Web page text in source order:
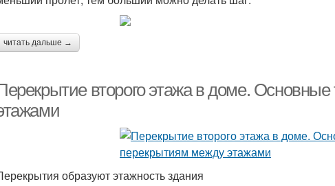
читать дальше →
второго этажа в доме.
образуют этажность здания